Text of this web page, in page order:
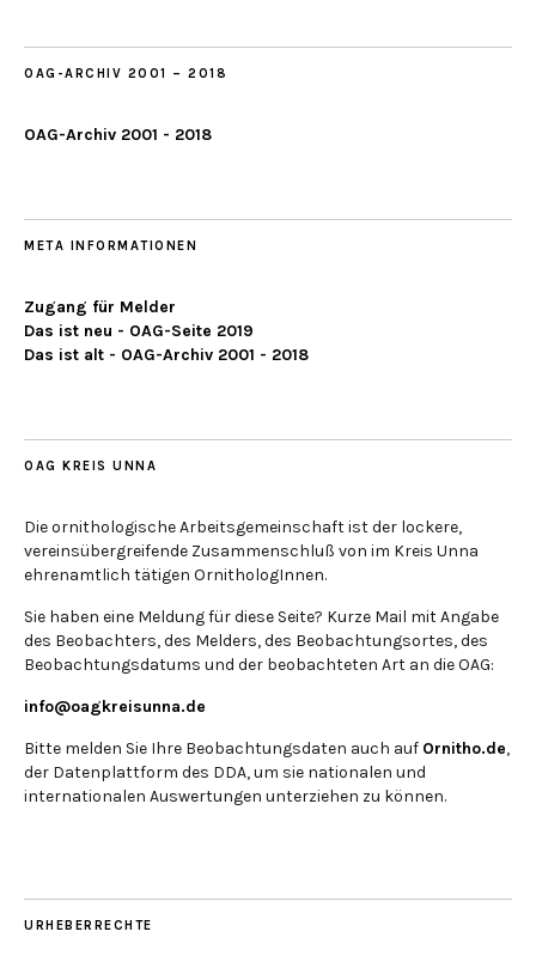
OAG-ARCHIV 2001 – 2018
OAG-Archiv 2001 - 2018
META INFORMATIONEN
Zugang für Melder
Das ist neu - OAG-Seite 2019
Das ist alt - OAG-Archiv 2001 - 2018
OAG KREIS UNNA
Die ornithologische Arbeitsgemeinschaft ist der lockere,
vereinsübergreifende Zusammenschluß von im Kreis Unna
ehrenamtlich tätigen OrnithologInnen.
Sie haben eine Meldung für diese Seite? Kurze Mail mit Angabe
des Beobachters, des Melders, des Beobachtungsortes, des
Beobachtungsdatums und der beobachteten Art an die OAG:
info@oagkreisunna.de
Bitte melden Sie Ihre Beobachtungsdaten auch auf Ornitho.de,
der Datenplattform des DDA, um sie nationalen und
internationalen Auswertungen unterziehen zu können.
URHEBERRECHTE